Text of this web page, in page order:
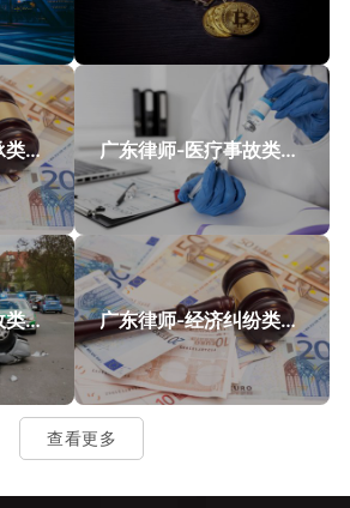
广东律师-遗产继承类案件案例 广东律师-医疗事故类案件案例
广东律师-交通事故类案件案例 广东律师-经济纠纷类案件案例
查看更多